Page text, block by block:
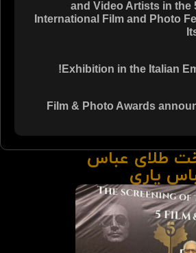
and Video Artists in the
International Film and Photo
Exhibition in the Italian
5 Film & Photo Awards
طلای عباس
یاری